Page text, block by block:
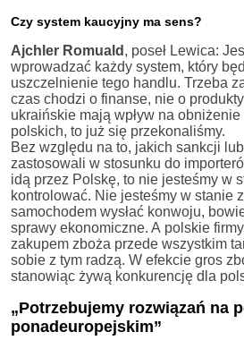
Czy system kaucyjny ma sens?
Ajchler Romuald , poseł Lewica:
wprowadzać każdy system, który
uszczelnienie tego handlu. Trzeba
czas chodzi o finanse, nie o
ukraińskie mają wpływ na
polskich, to już się przekonaliśmy.
Bez względu na to, jakich sankcji
zastosowali w stosunku do
idą przez Polskę, to nie jesteśmy w
kontrolować. Nie jesteśmy w stanie
samochodem wysłać konwoju,
sprawy ekonomiczne. A polskie
zakupem zboża przede wszystkim
sobie z tym radzą. W efekcie gros
stanowiąc żywą konkurencję dla
„Potrzebujemy rozwiązań na
ponadeuropejskim”